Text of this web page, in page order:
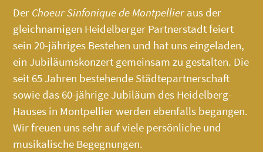
Der Choeur Sinfonique de Montpellier aus der
gleichnamigen Heidelberger Partnerstadt feiert
sein 20-jähriges Bestehen und hat uns eingeladen,
ein Jubiläumskonzert gemeinsam zu gestalten. Die
seit 65 Jahren bestehende Städtepartnerschaft
sowie das 60-jährige Jubiläum des Heidelberg-
Hauses in Montpellier werden ebenfalls begangen.
Wir freuen uns sehr auf viele persönliche und
musikalische Begegnungen.